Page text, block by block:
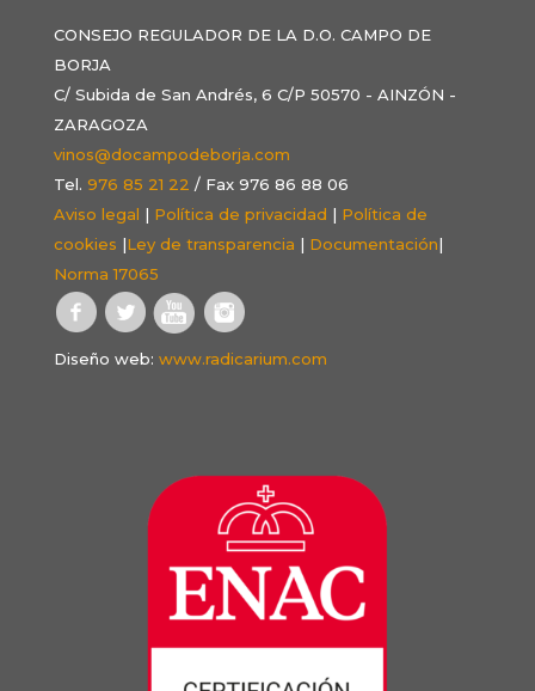
CONSEJO REGULADOR DE LA D.O. CAMPO DE
BORJA
C/ Subida de San Andrés, 6 C/P 50570 - AINZÓN -
ZARAGOZA
vinos@docampodeborja.com
Tel. 976 85 21 22 / Fax 976 86 88 06
Aviso legal | Política de privacidad | Política de
cookies |Ley de transparencia | Documentación|
Norma 17065
Diseño web: www.radicarium.com